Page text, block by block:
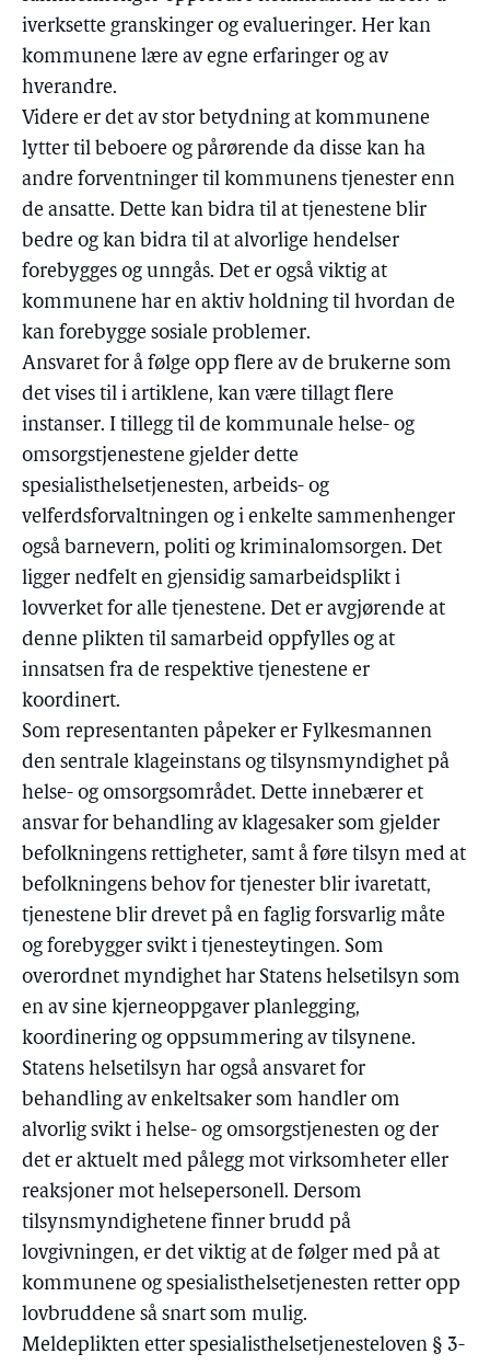
iverksette granskinger og evalueringer. Her kan
kommunene lære av egne erfaringer og av
hverandre.
Videre er det av stor betydning at kommunene
lytter til beboere og pårørende da disse kan ha
andre forventninger til kommunens tjenester enn
de ansatte. Dette kan bidra til at tjenestene blir
bedre og kan bidra til at alvorlige hendelser
forebygges og unngås. Det er også viktig at
kommunene har en aktiv holdning til hvordan de
kan forebygge sosiale problemer.
Ansvaret for å følge opp flere av de brukerne som
det vises til i artiklene, kan være tillagt flere
instanser. I tillegg til de kommunale helse- og
omsorgstjenestene gjelder dette
spesialisthelsetjenesten, arbeids- og
velferdsforvaltningen og i enkelte sammenhenger
også barnevern, politi og kriminalomsorgen. Det
ligger nedfelt en gjensidig samarbeidsplikt i
lovverket for alle tjenestene. Det er avgjørende at
denne plikten til samarbeid oppfylles og at
innsatsen fra de respektive tjenestene er
koordinert.
Som representanten påpeker er Fylkesmannen
den sentrale klageinstans og tilsynsmyndighet på
helse- og omsorgsområdet. Dette innebærer et
ansvar for behandling av klagesaker som gjelder
befolkningens rettigheter, samt å føre tilsyn med at
befolkningens behov for tjenester blir ivaretatt,
tjenestene blir drevet på en faglig forsvarlig måte
og forebygger svikt i tjenesteytingen. Som
overordnet myndighet har Statens helsetilsyn som
en av sine kjerneoppgaver planlegging,
koordinering og oppsummering av tilsynene.
Statens helsetilsyn har også ansvaret for
behandling av enkeltsaker som handler om
alvorlig svikt i helse- og omsorgstjenesten og der
det er aktuelt med pålegg mot virksomheter eller
reaksjoner mot helsepersonell. Dersom
tilsynsmyndighetene finner brudd på
lovgivningen, er det viktig at de følger med på at
kommunene og spesialisthelsetjenesten retter opp
lovbruddene så snart som mulig.
Meldeplikten etter spesialisthelsetjenesteloven § 3-